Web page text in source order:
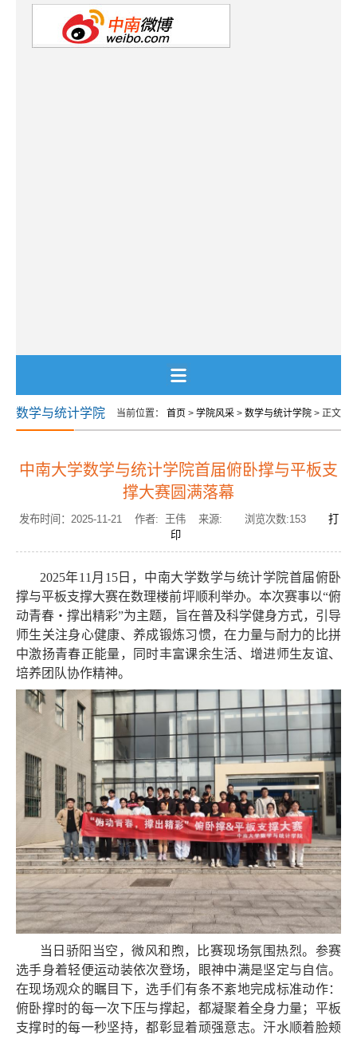
数学与统计学院 当前位置： 首页 > 学院风采 > 数学与统计学院 > 正文
中南大学数学与统计学院首届俯卧撑与平板支
撑大赛圆满落幕
发布时间：2025-11-21 作者: 王伟 来源: 浏览次数:153
打
印
2025年11月15日，中南大学数学与统计学院首届俯卧
撑与平板支撑大赛在数理楼前坪顺利举办。本次赛事以“俯
动青春・撑出精彩”为主题，旨在普及科学健身方式，引导
师生关注身心健康、养成锻炼习惯，在力量与耐力的比拼
中激扬青春正能量，同时丰富课余生活、增进师生友谊、
培养团队协作精神。
当日骄阳当空，微风和煦，比赛现场氛围热烈。参赛
选手身着轻便运动装依次登场，眼神中满是坚定与自信。
在现场观众的瞩目下，选手们有条不紊地完成标准动作：
俯卧撑时的每一次下压与撑起，都凝聚着全身力量；平板
支撑时的每一秒坚持，都彰显着顽强意志。汗水顺着脸颊